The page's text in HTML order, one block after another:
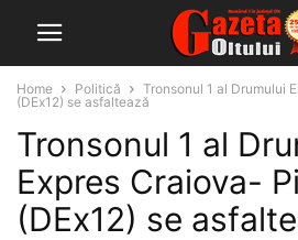
Home Politică
Tronsonul 1 al Drumului
(DEx12) se asfaltează
Tronsonul 1 al
Expres Craiova-
(DEx12) se